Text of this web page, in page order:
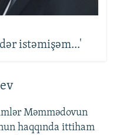
istəmişəm...'
Məmmədovun
haqqında ittiham